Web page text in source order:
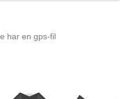
har en gps-fil